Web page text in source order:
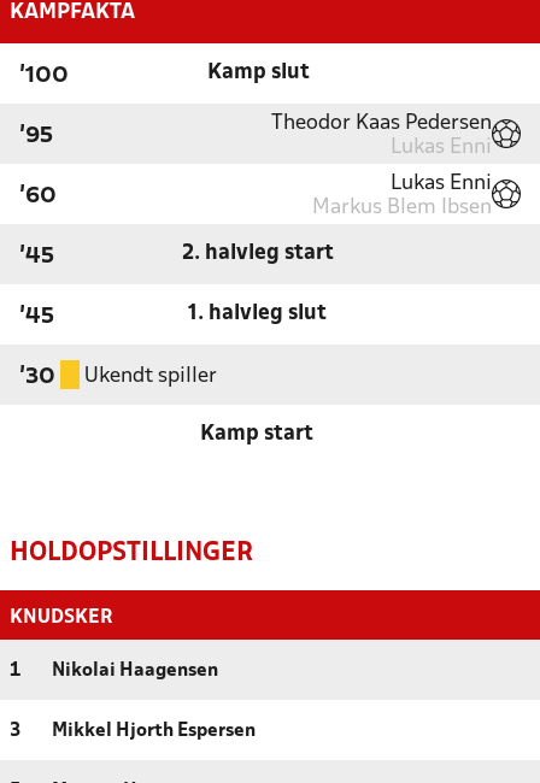
KAMPFAKTA
'100 Kamp slut
'95
Theodor Kaas Pedersen
Lukas Enni
'60
Lukas Enni
Markus Blem Ibsen
'45 2. halvleg start
'45 1. halvleg slut
'30 Ukendt spiller
Kamp start
HOLDOPSTILLINGER
KNUDSKER
1 Nikolai Haagensen
3 Mikkel Hjorth Espersen